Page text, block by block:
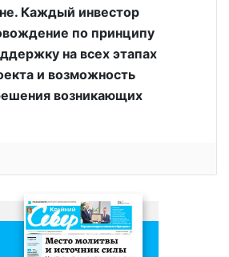
Каждый инвестор
по принципу
на всех этапах
и возможность
возникающих